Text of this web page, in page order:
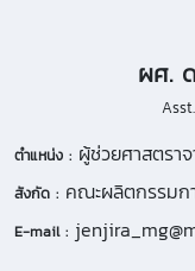
ผศ.
ตำแหน่ง : ผู้ช่วยศาสตรา
สังกัด : คณะผลิตกรรมก
E-mail :